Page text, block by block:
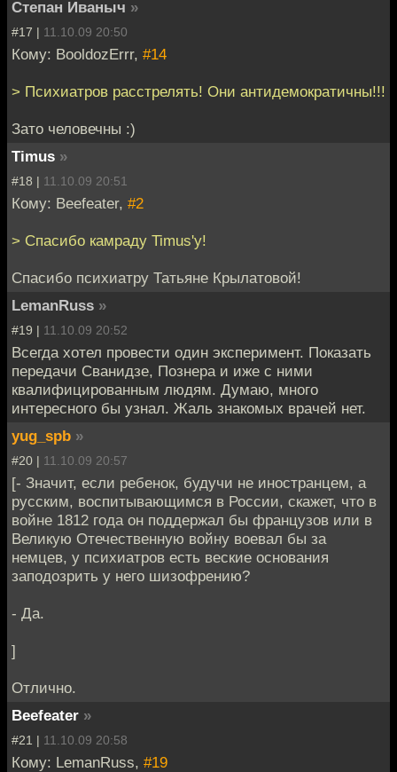
Степан Иваныч »
#17 | 11.10.09 20:50
Кому: BooldozErrr, #14
> Психиатров расстрелять! Они антидемократичны!!!
Зато человечны :)
Timus »
#18 | 11.10.09 20:51
Кому: Beefeater, #2
> Спасибо камраду Timus'у!
Спасибо психиатру Татьяне Крылатовой!
LemanRuss »
#19 | 11.10.09 20:52
Всегда хотел провести один эксперимент. Показать
передачи Сванидзе, Познера и иже с ними
квалифицированным людям. Думаю, много
интересного бы узнал. Жаль знакомых врачей нет.
yug_spb »
#20 | 11.10.09 20:57
[- Значит, если ребенок, будучи не иностранцем, а
русским, воспитывающимся в России, скажет, что в
войне 1812 года он поддержал бы французов или в
Великую Отечественную войну воевал бы за
немцев, у психиатров есть веские основания
заподозрить у него шизофрению?
- Да.
]
Отлично.
Beefeater »
#21 | 11.10.09 20:58
Кому: LemanRuss, #19